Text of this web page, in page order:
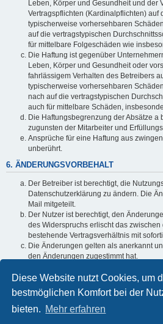
Diese Website nutzt Cookies, um
bestmöglichen Komfort bei der
bieten. Mehr erfahren
Leben, Körper und Gesundheit und der
Vertragspflichten (Kardinalpflichten) auf
typischerweise vorhersehbaren
auf die vertragstypischen
für mittelbare Folgeschäden wie
Die Haftung ist gegenüber
Leben, Körper und Gesundheit oder
fahrlässigem Verhalten des Betreibers
typischerweise vorhersehbaren
nach auf die vertragstypischen
auch für mittelbare Schäden,
Die Haftungsbegrenzung der Absätze a
zugunsten der Mitarbeiter und
Ansprüche für eine Haftung aus
unberührt.
6. ÄNDERUNGSVORBEHALT
Der Betreiber ist berechtigt, die
Datenschutzerklärung zu ändern. Die
Mail mitgeteilt.
Der Nutzer ist berechtigt, den
des Widerspruchs erlischt das
bestehende Vertragsverhältnis mit
Die Änderungen gelten als anerkannt
den Änderungen zugestimmt hat.
Informationen über den Umgang mit
sind in der Datenschutzerklärung